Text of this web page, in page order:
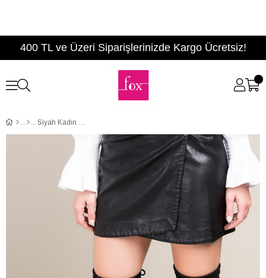
400 TL ve Üzeri Siparişlerinizde Kargo Ücretsiz!
Siyah Kadın Çizme C860200102